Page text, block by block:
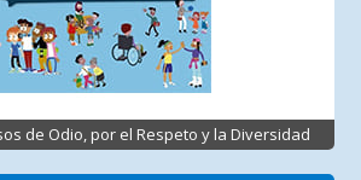
de Odio, por el Respeto y la Diversidad